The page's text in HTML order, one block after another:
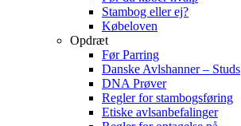
Stambog eller ej?
Købeloven
Opdræt
Før Parring
Danske Avlshanner – Studs
DNA Prøver
Regler for stambogsføring
Etiske avlsanbefalinger